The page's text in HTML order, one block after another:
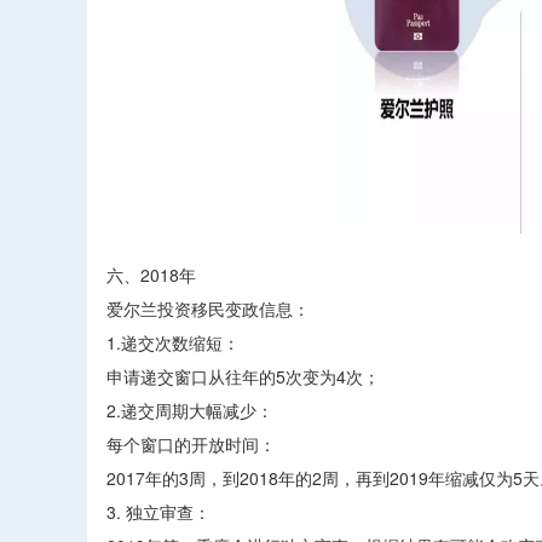
六、2018年
爱尔兰投资移民变政信息：
1.递交次数缩短：
申请递交窗口从往年的5次变为4次；
2.递交周期大幅减少：
每个窗口的开放时间：
2017年的3周，到2018年的2周，再到2019年缩减仅为5
3. 独立审查：